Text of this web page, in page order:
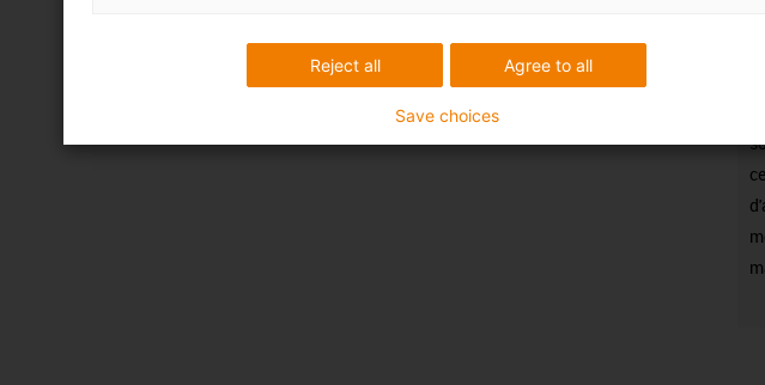
Agree to all
Reject all
Save choices